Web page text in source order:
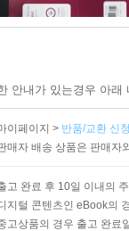
안내가 있는경우 아
이페이지 > 반품/교환 신
매자 배송 상품은 판매자
고 완료 후 10일 이내의
지털 콘텐츠인 eBook의
고상품의 경우 출고 완료